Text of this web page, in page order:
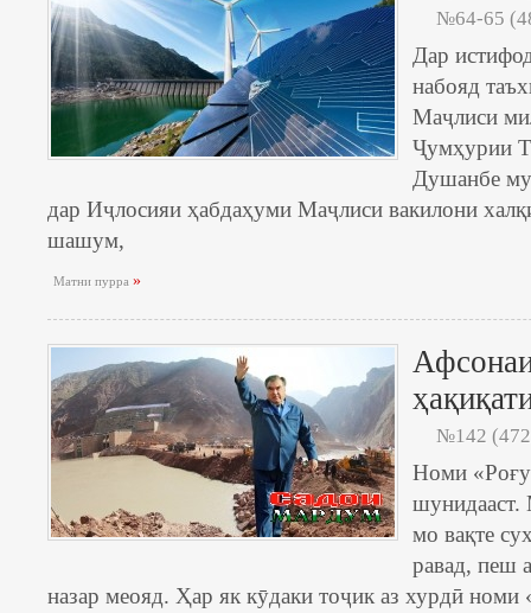
№64-65
Дар
набояд
Маҷлиси
Ҷумҳурии
Душанбе
дар Иҷлосияи ҳабдаҳуми Маҷлиси вакилони
шашум,
Матни пурра»
№142
Номи
шунидааст.
мо вақте
равад, пеш
назар меояд. Ҳар як кӯдаки тоҷик аз хурдӣ